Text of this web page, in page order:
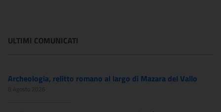
ULTIMI COMUNICATI
Archeologia, relitto romano al largo di Mazara del Vallo
8 Agosto 2026